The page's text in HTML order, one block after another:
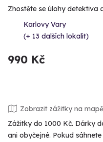
Zhostěte se úlohy detektiva
Karlovy Vary
(+ 13 dalších lokalit)
990 Kč
Zobrazit zážitky na mapě
Zážitky do 1000 Kč. Dárky
ani obyčejné. Pokud